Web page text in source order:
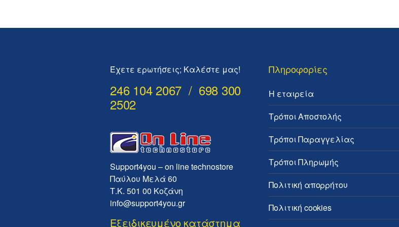
Έχετε ερωτήσεις; Καλέστε μας!
246 104 2067 / 698 300
2502
Support4you – on line technostore
Παύλου Μελά 60
Τ.Κ. 501 00 Κοζάνη
info@support4you.gr
Εξειδικευμένο κατάστημα
Πληροφορίες
Η εταιρεία
Τρόποι Αποστολής
Τρόποι Παραγγελίας
Τρόποι Πληρωμής
Πολιτική απορρήτου
Πολιτική cookies